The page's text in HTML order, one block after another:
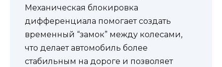
Механическая блокировка
дифференциала помогает создать
временный “замок” между колесами,
что делает автомобиль более
стабильным на дороге и позволяет